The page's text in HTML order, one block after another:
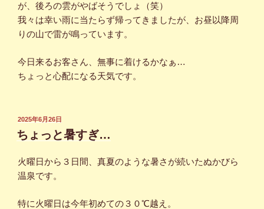
が、後ろの雲がやばそうでしょ（笑）
我々は幸い雨に当たらず帰ってきましたが、お昼以降周
りの山で雷が鳴っています。
今日来るお客さん、無事に着けるかなぁ…
ちょっと心配になる天気です。
投
稿
日:
2025年6月26日
ちょっと暑すぎ…
火曜日から３日間、真夏のような暑さが続いたぬかびら
温泉です。
特に火曜日は今年初めての３０℃越え。